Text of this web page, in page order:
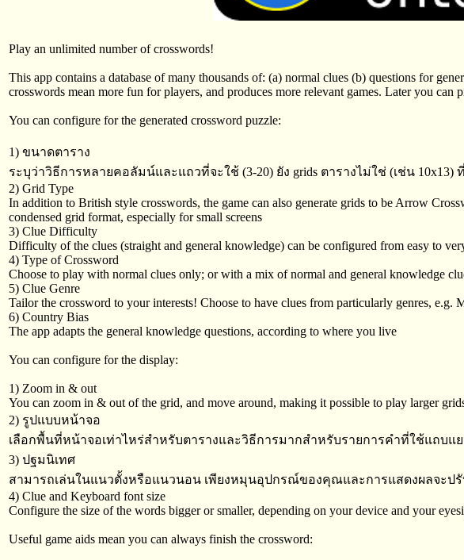
Play an unlimited number of crosswords!
This app contains a database of many thousands of: (a) normal clues (b) questions for
crosswords mean more fun for players, and produces more relevant games. Later you
You can configure for the generated crossword puzzle:
1) ขนาดตาราง
ระบุว่าวิธีการหลายคอลัมน์และแถวที่จะใช้ (3-20) ยัง grids ตารางไม่ใช่ (เช่น 10x13)
2) Grid Type
In addition to British style crosswords, the game can also generate grids to be Arrow
condensed grid format, especially for small screens
3) Clue Difficulty
Difficulty of the clues (straight and general knowledge) can be configured from easy to
4) Type of Crossword
Choose to play with normal clues only; or with a mix of normal and general knowledge
5) Clue Genre
Tailor the crossword to your interests! Choose to have clues from particularly genres, e.g.
6) Country Bias
The app adapts the general knowledge questions, according to where you live
You can configure for the display:
1) Zoom in & out
You can zoom in & out of the grid, and move around, making it possible to play larger
2) รูปแบบหน้าจอ
เลือกพื้นที่หน้าจอเท่าไหร่สำหรับตารางและวิธีการมากสำหรับรายการคำที่ใช้แถบแ
3) ปฐมนิเทศ
สามารถเล่นในแนวตั้งหรือแนวนอน เพียงหมุนอุปกรณ์ของคุณและการแสดงผลจะป
4) Clue and Keyboard font size
Configure the size of the words bigger or smaller, depending on your device and your
Useful game aids mean you can always finish the crossword: